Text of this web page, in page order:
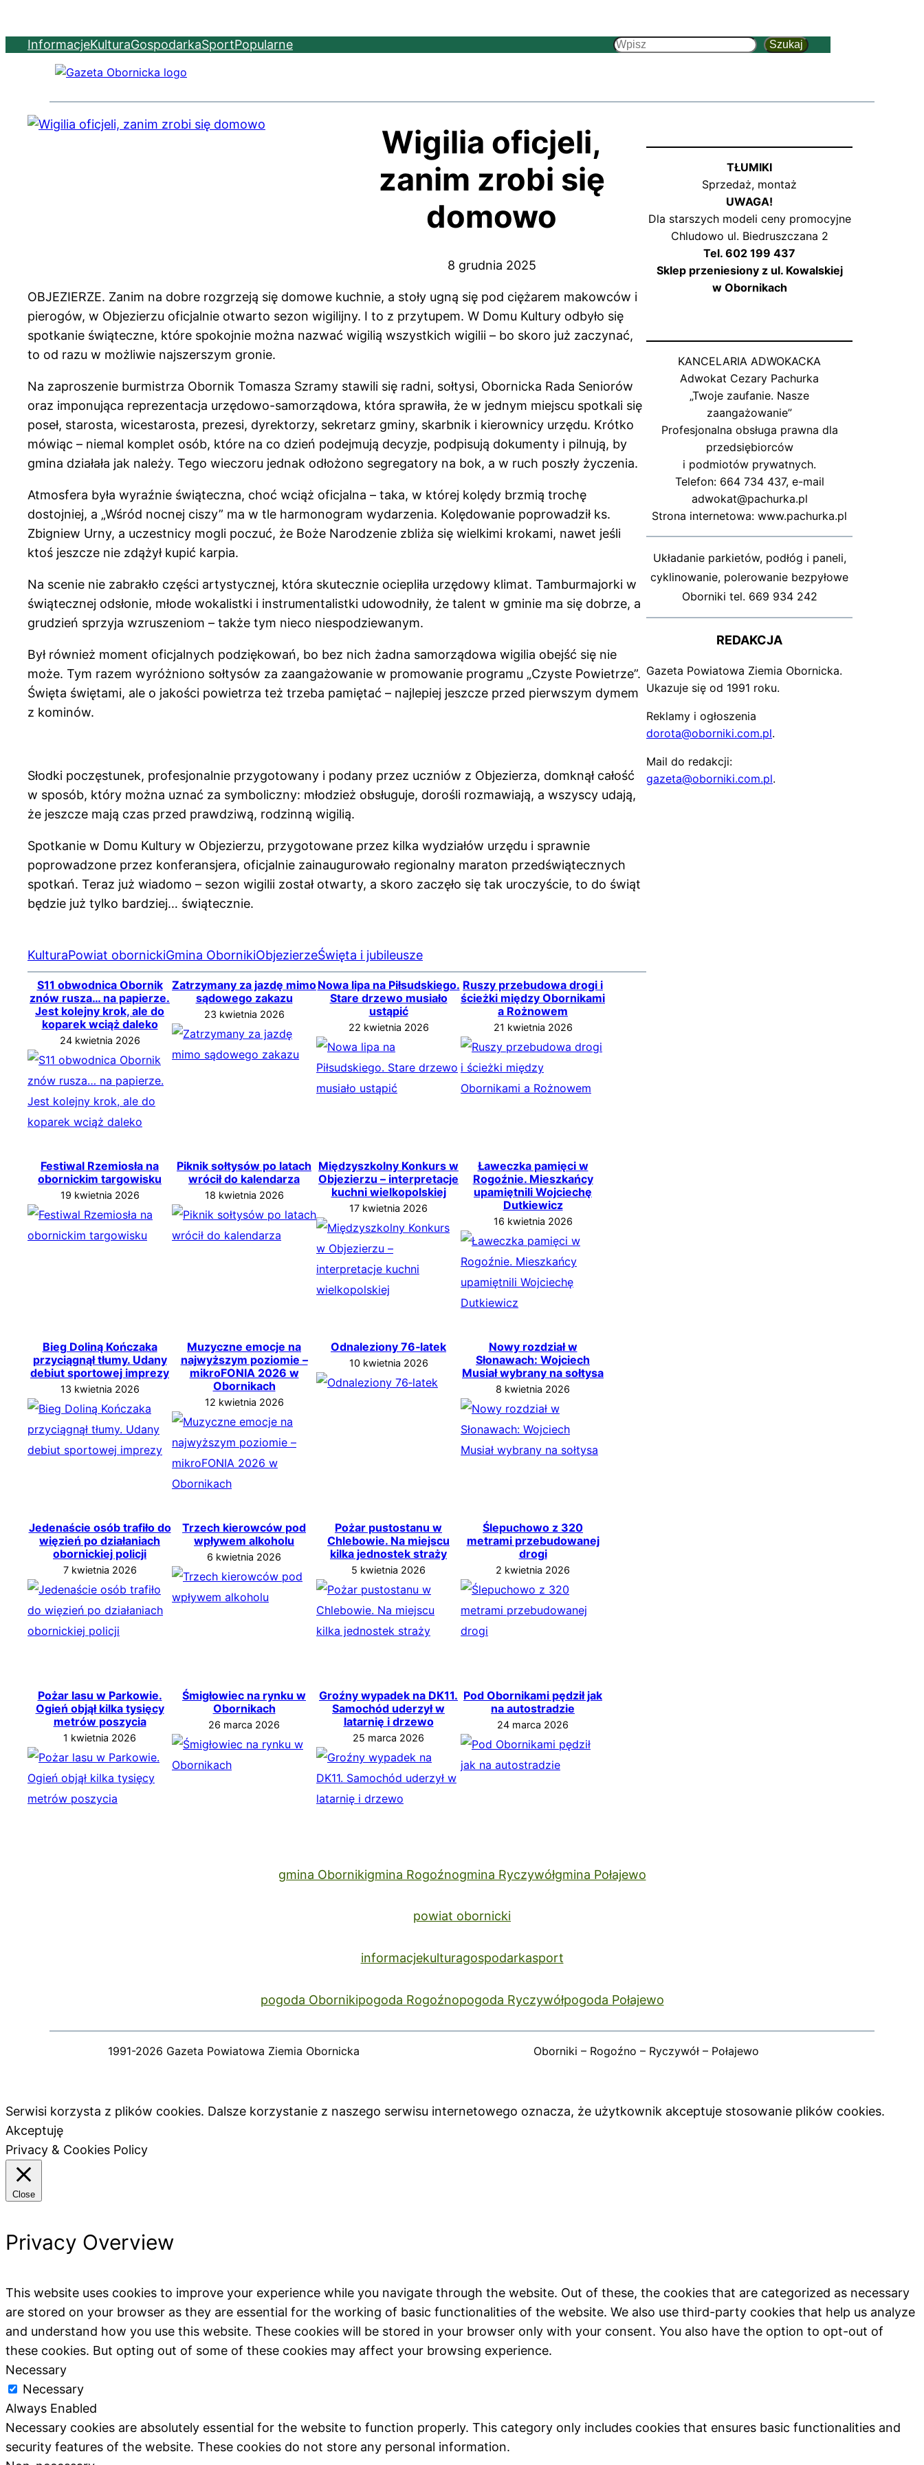
InformacjeKulturaGospodarkaSportPopularne
Szukaj
Szukaj
Wigilia oficjeli,
zanim zrobi się
domowo
8 grudnia 2025
OBJEZIERZE. Zanim na dobre rozgrzeją się domowe kuchnie, a stoły ugną się pod ciężarem makowców i
pierogów, w Objezierzu oficjalnie otwarto sezon wigilijny. I to z przytupem. W Domu Kultury odbyło się
spotkanie świąteczne, które spokojnie można nazwać wigilią wszystkich wigilii – bo skoro już zaczynać,
to od razu w możliwie najszerszym gronie.
Na zaproszenie burmistrza Obornik Tomasza Szramy stawili się radni, sołtysi, Obornicka Rada Seniorów
oraz imponująca reprezentacja urzędowo-samorządowa, która sprawiła, że w jednym miejscu spotkali się
poseł, starosta, wicestarosta, prezesi, dyrektorzy, sekretarz gminy, skarbnik i kierownicy urzędu. Krótko
mówiąc – niemal komplet osób, które na co dzień podejmują decyzje, podpisują dokumenty i pilnują, by
gmina działała jak należy. Tego wieczoru jednak odłożono segregatory na bok, a w ruch poszły życzenia.
Atmosfera była wyraźnie świąteczna, choć wciąż oficjalna – taka, w której kolędy brzmią trochę
dostojniej, a „Wśród nocnej ciszy” ma w tle harmonogram wydarzenia. Kolędowanie poprowadził ks.
Zbigniew Urny, a uczestnicy mogli poczuć, że Boże Narodzenie zbliża się wielkimi krokami, nawet jeśli
ktoś jeszcze nie zdążył kupić karpia.
Na scenie nie zabrakło części artystycznej, która skutecznie ociepliła urzędowy klimat. Tamburmajorki w
świątecznej odsłonie, młode wokalistki i instrumentalistki udowodniły, że talent w gminie ma się dobrze, a
grudzień sprzyja wzruszeniom – także tym nieco niespodziewanym.
Był również moment oficjalnych podziękowań, bo bez nich żadna samorządowa wigilia obejść się nie
może. Tym razem wyróżniono sołtysów za zaangażowanie w promowanie programu „Czyste Powietrze”.
Święta świętami, ale o jakości powietrza też trzeba pamiętać – najlepiej jeszcze przed pierwszym dymem
z kominów.
Słodki poczęstunek, profesjonalnie przygotowany i podany przez uczniów z Objezierza, domknął całość
w sposób, który można uznać za symboliczny: młodzież obsługuje, dorośli rozmawiają, a wszyscy udają,
że jeszcze mają czas przed prawdziwą, rodzinną wigilią.
Spotkanie w Domu Kultury w Objezierzu, przygotowane przez kilka wydziałów urzędu i sprawnie
poprowadzone przez konferansjera, oficjalnie zainaugurowało regionalny maraton przedświątecznych
spotkań. Teraz już wiadomo – sezon wigilii został otwarty, a skoro zaczęło się tak uroczyście, to do świąt
będzie już tylko bardziej… świątecznie.
KulturaPowiat obornickiGmina ObornikiObjezierzeŚwięta i jubileusze
S11 obwodnica Obornik
znów rusza… na papierze.
Jest kolejny krok, ale do
koparek wciąż daleko
24 kwietnia 2026
Zatrzymany za jazdę mimo
sądowego zakazu
23 kwietnia 2026
Nowa lipa na Piłsudskiego.
Stare drzewo musiało
ustąpić
22 kwietnia 2026
Ruszy przebudowa drogi i
ścieżki między Obornikami
a Rożnowem
21 kwietnia 2026
Festiwal Rzemiosła na
obornickim targowisku
19 kwietnia 2026
Piknik sołtysów po latach
wrócił do kalendarza
18 kwietnia 2026
Międzyszkolny Konkurs w
Objezierzu – interpretacje
kuchni wielkopolskiej
17 kwietnia 2026
Ławeczka pamięci w
Rogoźnie. Mieszkańcy
upamiętnili Wojciechę
Dutkiewicz
16 kwietnia 2026
Bieg Doliną Kończaka
przyciągnął tłumy. Udany
debiut sportowej imprezy
13 kwietnia 2026
Muzyczne emocje na
najwyższym poziomie –
mikroFONIA 2026 w
Obornikach
12 kwietnia 2026
Odnaleziony 76‑latek
10 kwietnia 2026
Nowy rozdział w
Słonawach: Wojciech
Musiał wybrany na sołtysa
8 kwietnia 2026
Jedenaście osób trafiło do
więzień po działaniach
obornickiej policji
7 kwietnia 2026
Trzech kierowców pod
wpływem alkoholu
6 kwietnia 2026
Pożar pustostanu w
Chlebowie. Na miejscu
kilka jednostek straży
5 kwietnia 2026
Ślepuchowo z 320
metrami przebudowanej
drogi
2 kwietnia 2026
Pożar lasu w Parkowie.
Ogień objął kilka tysięcy
metrów poszycia
1 kwietnia 2026
Śmigłowiec na rynku w
Obornikach
26 marca 2026
Groźny wypadek na DK11.
Samochód uderzył w
latarnię i drzewo
25 marca 2026
Pod Obornikami pędził jak
na autostradzie
24 marca 2026
TŁUMIKI
Sprzedaż, montaż
UWAGA!
Dla starszych modeli ceny promocyjne
Chludowo ul. Biedruszczana 2
Tel. 602 199 437
Sklep przeniesiony z ul. Kowalskiej
w Obornikach
KANCELARIA ADWOKACKA
Adwokat Cezary Pachurka
„Twoje zaufanie. Nasze
zaangażowanie”
Profesjonalna obsługa prawna dla
przedsiębiorców
i podmiotów prywatnych.
Telefon: 664 734 437, e-mail
adwokat@pachurka.pl
Strona internetowa: www.pachurka.pl
Układanie parkietów, podłóg i paneli,
cyklinowanie, polerowanie bezpyłowe
Oborniki tel. 669 934 242
REDAKCJA
Gazeta Powiatowa Ziemia Obornicka.
Ukazuje się od 1991 roku.
Reklamy i ogłoszenia
dorota@oborniki.com.pl.
Mail do redakcji:
gazeta@oborniki.com.pl.
gmina Obornikigmina Rogoźnogmina Ryczywółgmina Połajewo
powiat obornicki
informacjekulturagospodarkasport
pogoda Obornikipogoda Rogoźnopogoda Ryczywółpogoda Połajewo
1991-2026 Gazeta Powiatowa Ziemia Obornicka Oborniki – Rogoźno – Ryczywół – Połajewo
Serwisi korzysta z plików cookies. Dalsze korzystanie z naszego serwisu internetowego oznacza, że użytkownik akceptuje stosowanie plików cookies.
Akceptuję
Privacy & Cookies Policy
Close
Privacy Overview
This website uses cookies to improve your experience while you navigate through the website. Out of these, the cookies that are categorized as necessary
are stored on your browser as they are essential for the working of basic functionalities of the website. We also use third-party cookies that help us analyze
and understand how you use this website. These cookies will be stored in your browser only with your consent. You also have the option to opt-out of
these cookies. But opting out of some of these cookies may affect your browsing experience.
Necessary
Necessary
Always Enabled
Necessary cookies are absolutely essential for the website to function properly. This category only includes cookies that ensures basic functionalities and
security features of the website. These cookies do not store any personal information.